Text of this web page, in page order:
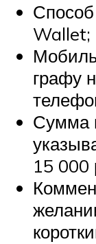
Wallet;
графу
Сумма
15 000